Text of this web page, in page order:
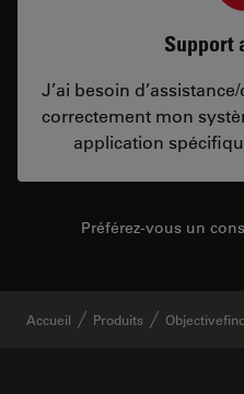
J’ai besoin
correctement mon
application
Préférez-vous un
Accueil Produits